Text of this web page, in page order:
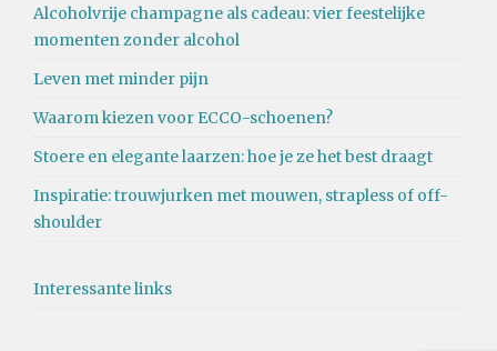
Alcoholvrije champagne als cadeau: vier feestelijke
momenten zonder alcohol
Leven met minder pijn
Waarom kiezen voor ECCO-schoenen?
Stoere en elegante laarzen: hoe je ze het best draagt
Inspiratie: trouwjurken met mouwen, strapless of off-
shoulder
Interessante links